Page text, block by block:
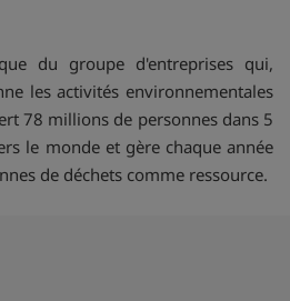
du groupe d'entreprises qui,
les activités environnementales
78 millions de personnes dans 5
le monde et gère chaque année
de déchets comme ressource.